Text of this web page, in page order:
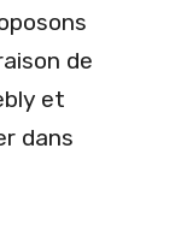
de
et
dans